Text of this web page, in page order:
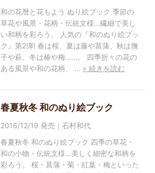
和の花暦と花もよう ぬり絵ブック 季節の
草花や風景・花柄・伝統文様…繊細で美し
い和柄を彩ろう。 人気の『和のぬり絵ブッ
ク』第2弾! 春は桜、夏は藤や菖蒲、秋は撫
子や萩、冬は椿や梅……。 四季折々の花の
ある風景や和の花柄、 … » 続きを読む
春夏秋冬 和のぬり絵ブック
2016/12/19 発売｜石村和代
春夏秋冬 和のぬり絵ブック 四季の草花・
和の小物・伝統文様…美しく細密な和柄を
彩ろう。 桜・菖蒲・菊・紅葉・梅といった